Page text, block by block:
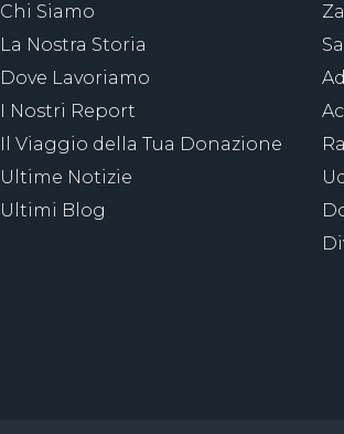
Chi Siamo
La Nostra Storia
Dove Lavoriamo
I Nostri Report
Il Viaggio della Tua Donazione
Ultime Notizie
Ultimi Blog